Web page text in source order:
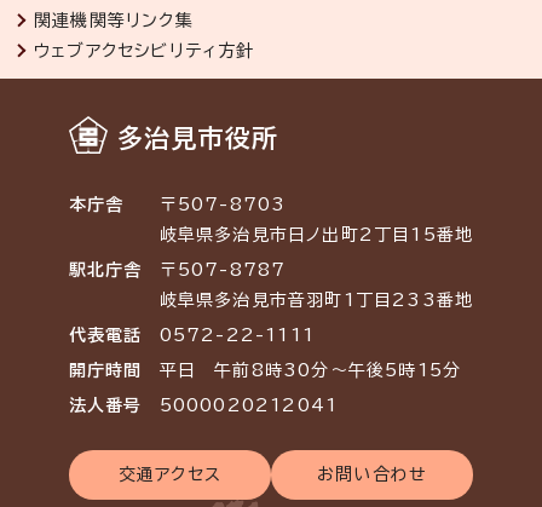
関連機関等リンク集
ウェブアクセシビリティ方針
多治見市役所
本庁舎
〒507-8703
岐阜県多治見市日ノ出町2丁目15番地
駅北庁舎
〒507-8787
岐阜県多治見市音羽町1丁目233番地
代表電話 0572-22-1111
開庁時間 平日 午前8時30分～午後5時15分
法人番号 5000020212041
交通アクセス お問い合わせ